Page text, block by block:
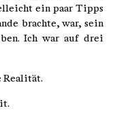
ein paar Tipps
brachte, war, sein
Ich war auf drei
Realität.